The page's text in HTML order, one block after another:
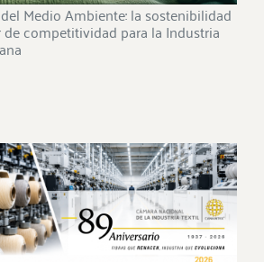
Medio Ambiente: la sostenibilidad
competitividad para la Industria